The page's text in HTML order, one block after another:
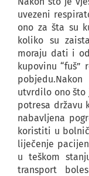
uvezeni
ono za šta su
koliko su
moraju dati i
kupovinu “fuš”
utvrdilo ono što
potresa državu
nabavljena
koristiti u
liječenje
u teškom
transport